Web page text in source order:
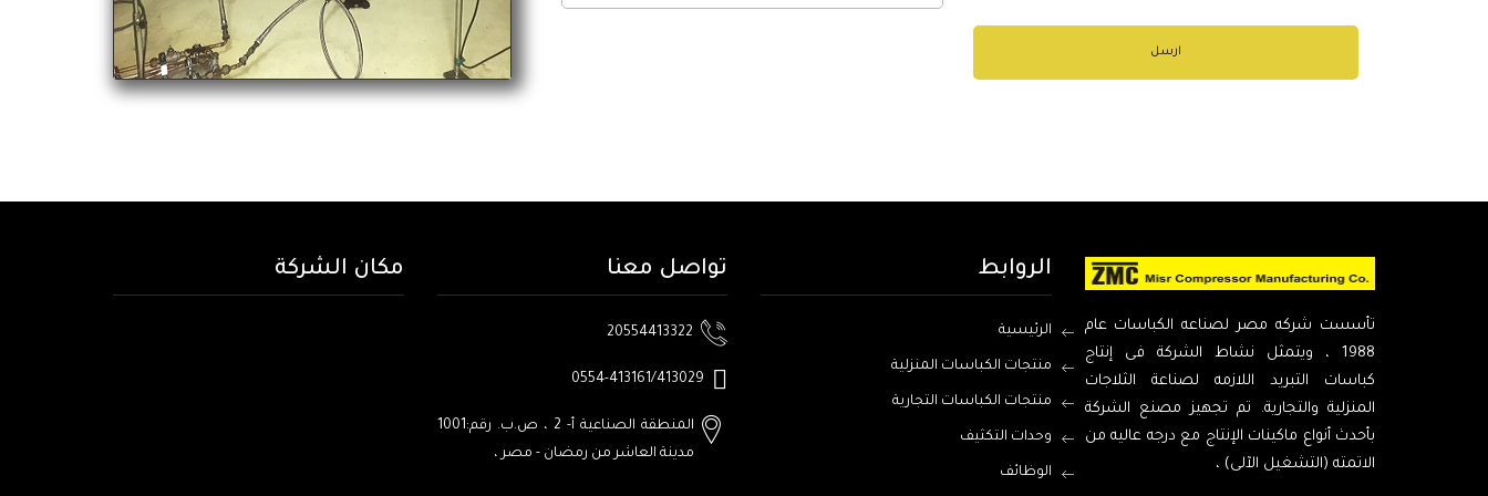
ارسل
تأسست شركه مصر لصناعه الكباسات عام
1988 ، ويتمثل نشاط الشركة فى إنتاج
كباسات التبريد اللازمه لصناعة الثلاجات
المنزلية والتجارية. تم تجهيز مصنع الشركة
بأحدث أنواع ماكينات الإنتاج مع درجه عاليه من
الاتمته (التشغيل الآلى) ،
الروابط
الرئيسية
منتجات الكباسات المنزلية
منتجات الكباسات التجارية
وحدات التكثيف
الوظائف
تواصل معنا
20554413322
0554-413161/413029
المنطقة الصناعية أ- 2 ، ص.ب. رقم:1001
مدينة العاشر من رمضان - مصر،
مكان الشركة